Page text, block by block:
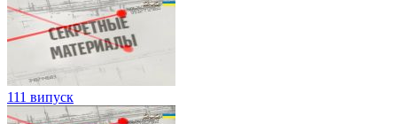
111 випуск